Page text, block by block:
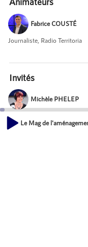
Fabrice COUSTÉ
Journaliste, Radio Territoria
Invités
Michèle PHELEP
Responsable mission
Le Mag de